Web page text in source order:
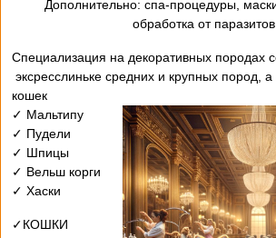
- Дополнительно: спа-процедуры,
обработка от паразитов
Специализация на декоративных породах
эксресслиньке средних и крупных пород, а
кошек
✓ Мальтипу
✓ Пудели
✓ Шпицы
✓ Вельш корги
✓ Хаски
✓КОШКИ